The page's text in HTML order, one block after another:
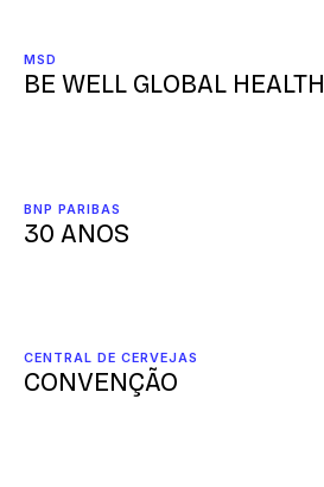
MSD
BE WELL GLOBAL HEALTH
BNP PARIBAS
30 ANOS
CENTRAL DE CERVEJAS
CONVENÇÃO